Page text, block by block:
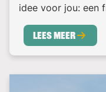
idee voor jou: een
Lees meer